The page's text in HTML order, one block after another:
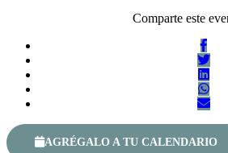
Comparte este
AGRÉGALO A TU CALENDARIO